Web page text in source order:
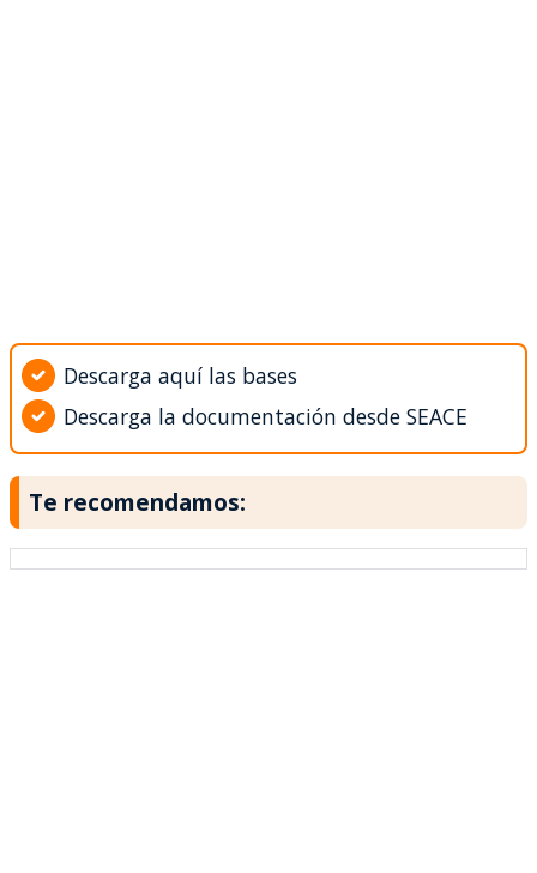
Descarga aquí las bases
Descarga la documentación desde SEACE
Te recomendamos: